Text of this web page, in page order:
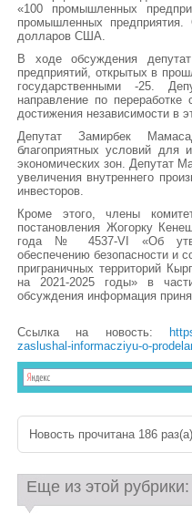
«100 промышленных
промышленных
долларов США.
В ходе обсуждения
предприятий, открытых в
государственными -25.
направление по
достижения независимости в
Депутат Замирбек
благоприятных условий для
экономических зон. Депутат
увеличения внутреннего
инвесторов.
Кроме этого, члены
постановления Жогорку
года № 4537-VI «Об
обеспечению безопасности и
приграничных территорий
на 2021-2025 годы» в
обсуждения информация
Ссылка на новость:
zaslushal-informacziyu-o-
Новость прочитана 186
Еще из этой рубрики: